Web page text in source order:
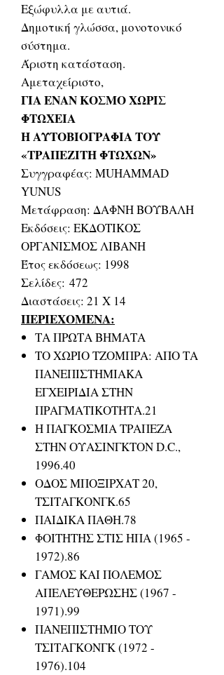
Εξώφυλλα με αυτιά.
Δημοτική γλώσσα, μονοτονικό
σύστημα.
Άριστη κατάσταση.
Αμεταχείριστο,
ΓΙΑ ΕΝΑΝ ΚΟΣΜΟ ΧΩΡΙΣ
ΦΤΩΧΕΙΑ
Η ΑΥΤΟΒΙΟΓΡΑΦΙΑ ΤΟΥ
«ΤΡΑΠΕΖΙΤΗ ΦΤΩΧΩΝ»
Συγγραφέας: MUHAMMAD
YUNUS
Μετάφραση: ΔΑΦΝΗ ΒΟΥΒΑΛΗ
Εκδόσεις: ΕΚΔΟΤΙΚΟΣ
ΟΡΓΑΝΙΣΜΟΣ ΛΙΒΑΝΗ
Έτος εκδόσεως: 1998
Σελίδες: 472
Διαστάσεις: 21 Χ 14
ΠΕΡΙΕΧΟΜΕΝΑ:
ΤΑ ΠΡΩΤΑ ΒΗΜΑΤΑ
ΤΟ ΧΩΡΙΟ ΤΖΟΜΠΡΑ: ΑΠΟ ΤΑ
ΠΑΝΕΠΙΣΤΗΜΙΑΚΑ
ΕΓΧΕΙΡΙΔΙΑ ΣΤΗΝ
ΠΡΑΓΜΑΤΙΚΟΤΗΤΑ.21
Η ΠΑΓΚΟΣΜΙΑ ΤΡΑΠΕΖΑ
ΣΤΗΝ ΟΥΑΣΙΝΓΚΤΟΝ D.C.,
1996.40
ΟΔΟΣ ΜΠΟΞΙΡΧΑΤ 20,
ΤΣΙΤΑΓΚΟΝΓΚ.65
ΠΑΙΔΙΚΑ ΠΑΘΗ.78
ΦΟΙΤΗΤΗΣ ΣΤΙΣ ΗΠΑ (1965 -
1972).86
ΓΑΜΟΣ ΚΑΙ ΠΟΛΕΜΟΣ
ΑΠΕΛΕΥΘΕΡΩΣΗΣ (1967 -
1971).99
ΠΑΝΕΠΙΣΤΗΜΙΟ ΤΟΥ
ΤΣΙΤΑΓΚΟΝΓΚ (1972 -
1976).104